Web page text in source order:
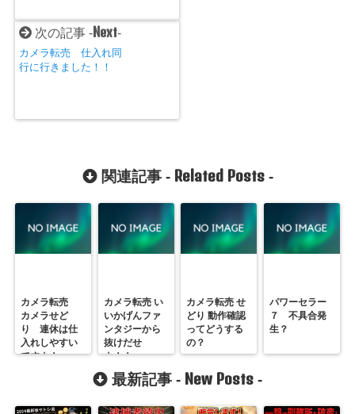
次の記事 - Next-
カメラ転売 仕入れ同
行に行きました！！
関連記事 - Related Posts-
カメラ転売
カメラせど
り 連休は仕
入れしやすい
ですよ！
カメラ転売 い
いかげんファ
ンタジーから
抜けだせ
よ！！
カメラ転売 せ
どり 動作確認
ってどうする
の？
パワーセラー
７ 不具合発
生？
最新記事 - New Posts -